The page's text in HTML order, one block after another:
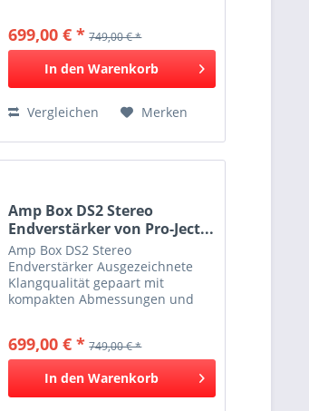
Endstufe ist ein Class D Modul,
welches höchst effizient und
energiesparend...
699,00 € * 749,00 € *
In den Warenkorb
Vergleichen Merken
Amp Box DS2 Stereo
Endverstärker von Pro-Ject...
Amp Box DS2 Stereo
Endverstärker Ausgezeichnete
Klangqualität gepaart mit
kompakten Abmessungen und
Endstufe ist ein Class D Modul,
welches höchst effizient und
energiesparend...
699,00 € * 749,00 € *
In den Warenkorb